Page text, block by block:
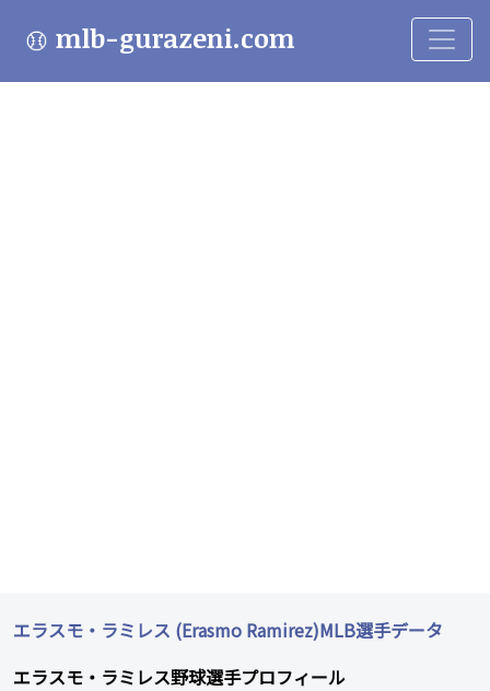
mlb-gurazeni.com
エラスモ・ラミレス (Erasmo Ramirez)MLB選手データ
エラスモ・ラミレス野球選手プロフィール